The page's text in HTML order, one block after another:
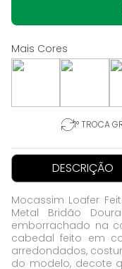
1° TROCA
DESCRIÇÃO
Mocassim Loafer
Metal Bridão
emborrachado na
cabedal feito em
arredondados,
do modelo, decote